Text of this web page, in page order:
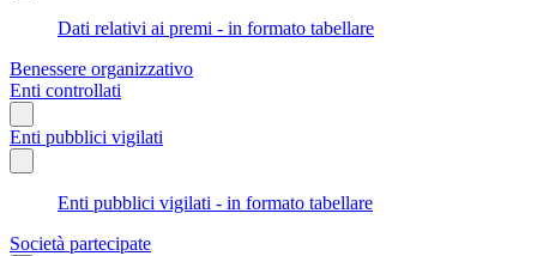
Dati relativi ai premi - in formato tabellare
Benessere organizzativo
Enti controllati
Enti pubblici vigilati
Enti pubblici vigilati - in formato tabellare
Società partecipate